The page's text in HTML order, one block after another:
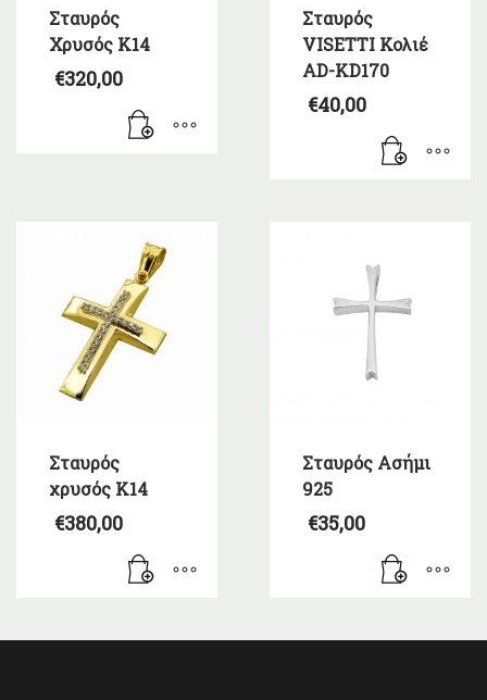
Σταυρός
Χρυσός Κ14
€320,00
Σταυρός
VISETTI Κολιέ
AD-KD170
€40,00
Σταυρός
χρυσός Κ14
€380,00
Σταυρός Ασήμι
925
€35,00